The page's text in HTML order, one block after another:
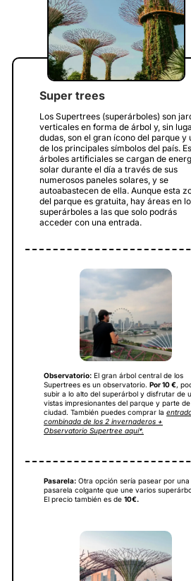
Super trees
Los Supertrees (superárboles) son
verticales en forma de árbol y, sin
dudas, son el gran ícono del parque y
de los principales símbolos del país.
árboles artificiales se cargan de
solar durante el día a través de sus
numerosos paneles solares, y se
autoabastecen de ella. Aunque esta
del parque es gratuita, hay áreas en
superárboles a las que solo podrás
acceder con una entrada.
Observatorio: El gran árbol central de los
Supertrees es un observatorio. Por 10 €,
subir a lo alto del superárbol y disfrutar de
vistas impresionantes del parque y parte de
ciudad. También puedes comprar la
combinada de los 2 invernaderos +
Observatorio Supertree aquí*.
Pasarela: Otra opción sería pasear por una
pasarela colgante que une varios
El precio también es de 10€.